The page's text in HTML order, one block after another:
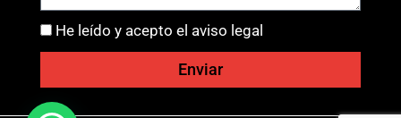
He leído y acepto el aviso legal
Enviar